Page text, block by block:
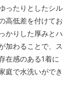
ったりとしたシル
高低差を付けてお
かりした厚みとハ
加わることで、ス
在感のある1着に
庭で水洗いができ